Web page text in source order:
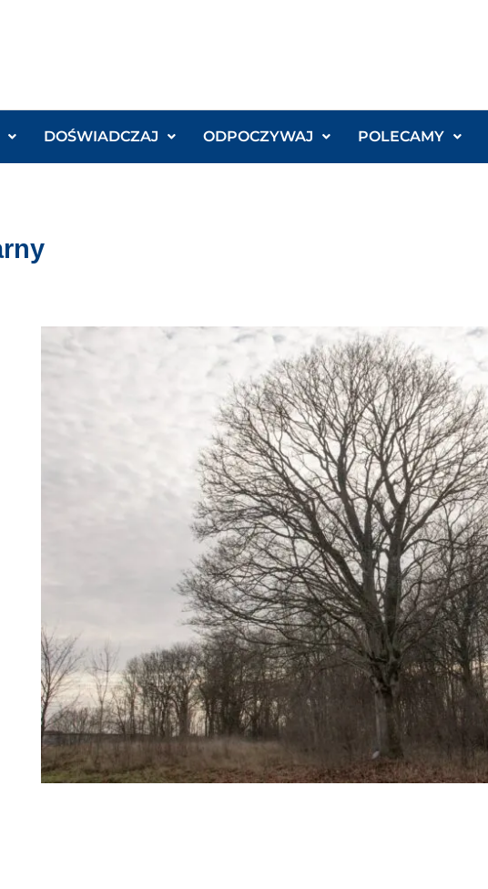
DOŚWIADCZAJ ODPOCZYWAJ POLECAMY